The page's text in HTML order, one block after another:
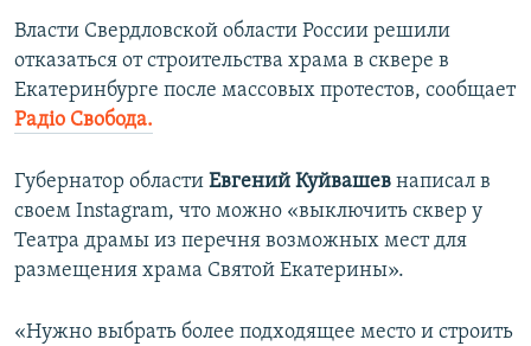
Власти Свердловской области России решили
отказаться от строительства храма в сквере в
Екатеринбурге после массовых протестов, сообщает
Радіо Свобода.
Губернатор области Евгений Куйвашев написал в
своем Instagram, что можно «выключить сквер у
Театра драмы из перечня возможных мест для
размещения храма Святой Екатерины».
«Нужно выбрать более подходящее место и строить